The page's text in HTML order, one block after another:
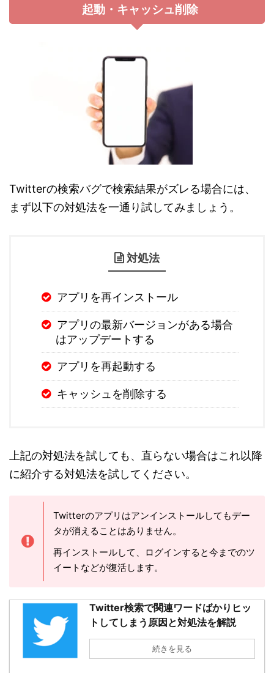
起動・キャッシュ削除
Twitterの検索バグで検索結果がズレる場合には、
まず以下の対処法を一通り試してみましょう。
対処法
アプリを再インストール
アプリの最新バージョンがある場合
はアップデートする
アプリを再起動する
キャッシュを削除する
上記の対処法を試しても、直らない場合はこれ以降
に紹介する対処法を試してください。
Twitterのアプリはアンインストールしてもデー
タが消えることはありません。
再インストールして、ログインすると今までのツ
イートなどが復活します。
Twitter検索で関連ワードばかりヒッ
トしてしまう原因と対処法を解説
続きを見る